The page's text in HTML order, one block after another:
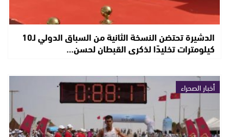
الدشيرة تحتضن النسخة الثانية من السباق الدولي لـ10
كيلومترات تخليدًا لذكرى القبطان لحسن…
أخبار الصحراء